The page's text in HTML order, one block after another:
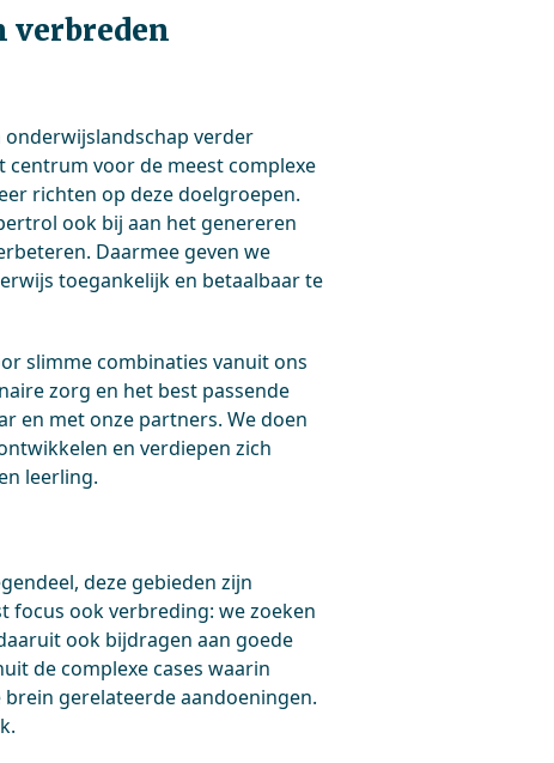
verbreden
verder
centrum voor de meest complexe
richten op deze doelgroepen.
ook bij aan het genereren
Daarmee geven we
toegankelijk en betaalbaar te
slimme combinaties vanuit ons
zorg en het best passende
en met onze partners. We doen
en verdiepen zich
leerling.
deze gebieden zijn
focus ook verbreding: we zoeken
ook bijdragen aan goede
de complexe cases waarin
gerelateerde aandoeningen.